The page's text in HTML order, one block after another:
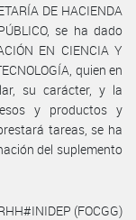
DE HACIENDA
se ha dado
EN CIENCIA Y
quien en
su carácter, y la
y productos y
tareas, se ha
del suplemento
(FOCGG)